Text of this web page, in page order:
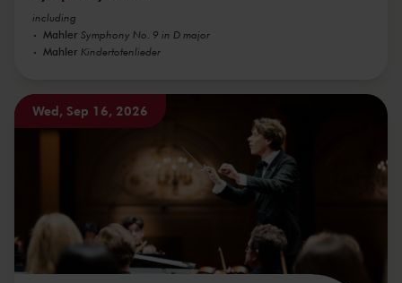
including
Mahler Symphony No. 9 in D major
Mahler Kindertotenlieder
Wed, Sep 16, 2026